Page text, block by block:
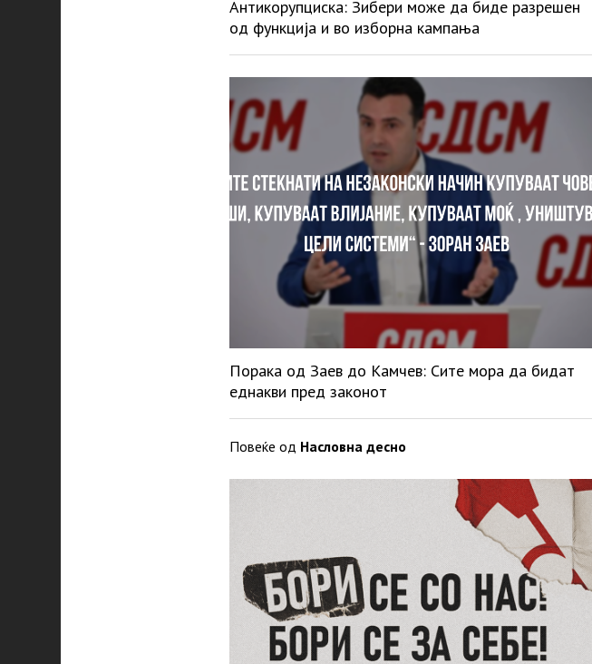
Антикорупциска: Зибери може да биде разрешен
од функција и во изборна кампања
Порака од Заев до Камчев: Сите мора да бидат
еднакви пред законот
Повеќе од Насловна десно